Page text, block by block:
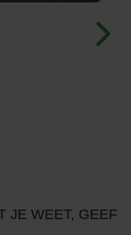
JE WEET, GEEF